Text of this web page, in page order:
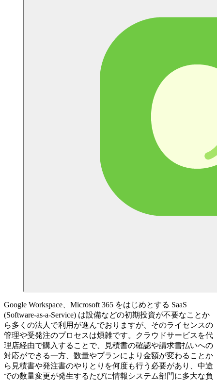
Google Workspace、Microsoft 365 をはじめとする SaaS
(Software-as-a-Service) は設備などの初期投資が不要なことか
ら多くの法人で利用が進んでおりますが、そのライセンスの
管理や受発注のプロセスは煩雑です。クラウドサービスを代
理店経由で購入することで、見積書の確認や請求書払いへの
対応ができる一方、数量やプランにより金額が変わることか
ら見積書や発注書のやりとりを何度も行う必要があり、中途
での数量変更が発生するたびに情報システム部門に多大な負